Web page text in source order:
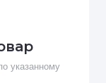
указанному